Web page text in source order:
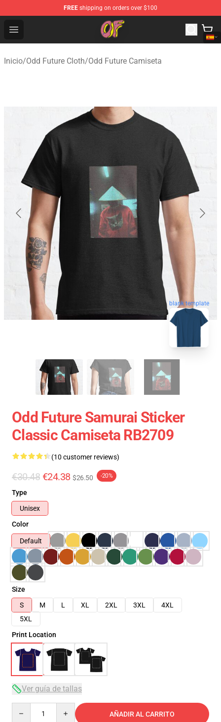
FREE shipping on orders over $100
Open menu
Odd Future Shop - Official Odd Future Merchandise Store
Inicio/Odd Future Cloth/Odd Future Camiseta
blank template
Odd Future Samurai Sticker
Classic Camiseta RB2709
(10 customer reviews)
€30.48 €24.38 $26.50 -20%
Type
Unisex
Color
Default
Size
S
M L XL 2XL 3XL
4XL
5XL
Print Location
Ver guía de tallas
AÑADIR AL CARRITO